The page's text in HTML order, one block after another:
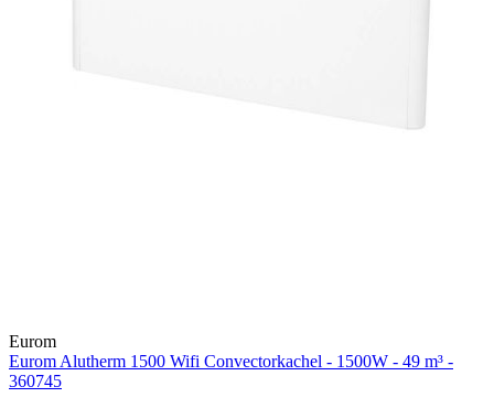
Eurom
Eurom Alutherm 1500 Wifi Convectorkachel - 1500W - 49 m³ -
360745